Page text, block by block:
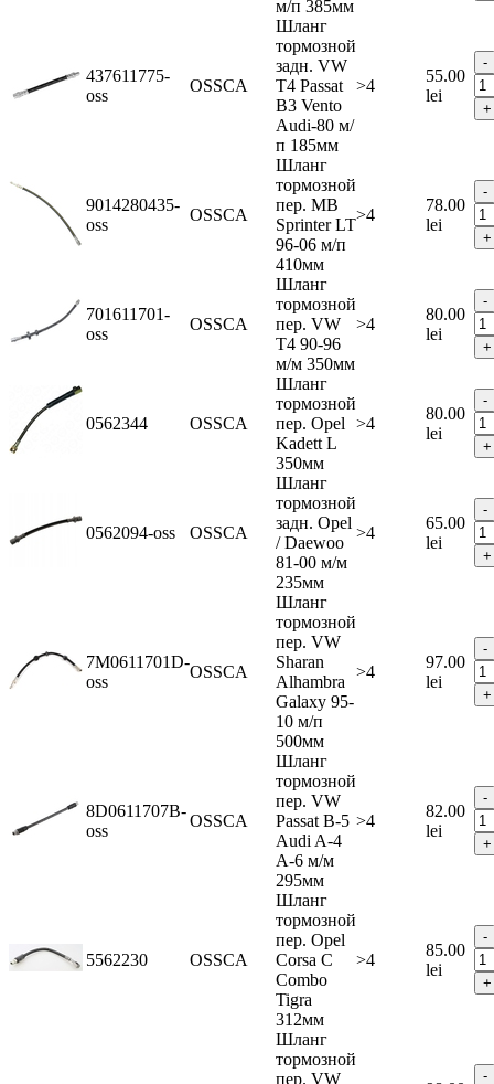
м/п 385мм
437611775-
oss
OSSCA
Шланг
тормозной
задн. VW
T4 Passat
B3 Vento
Audi-80 м/
п 185мм
>4
55.00
lei
9014280435-
oss
OSSCA
Шланг
тормозной
пер. MB
Sprinter LT
96-06 м/п
410мм
>4
78.00
lei
701611701-
oss
OSSCA
Шланг
тормозной
пер. VW
T4 90-96
м/м 350мм
>4
80.00
lei
0562344 OSSCA
Шланг
тормозной
пер. Opel
Kadett L
350мм
>4
80.00
lei
0562094-oss OSSCA
Шланг
тормозной
задн. Opel
/ Daewoo
81-00 м/м
235мм
>4
65.00
lei
7M0611701D-
oss
OSSCA
Шланг
тормозной
пер. VW
Sharan
Alhambra
Galaxy 95-
10 м/п
500мм
>4
97.00
lei
8D0611707B-
oss
OSSCA
Шланг
тормозной
пер. VW
Passat В-5
Audi A-4
A-6 м/м
295мм
>4
82.00
lei
5562230 OSSCA
Шланг
тормозной
пер. Opel
Corsa C
Combo
Tigra
312мм
>4
85.00
lei
Шланг
тормозной
пер. VW